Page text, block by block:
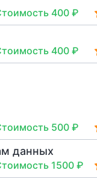
400 ₽
400 ₽
500 ₽
данных
1500 ₽